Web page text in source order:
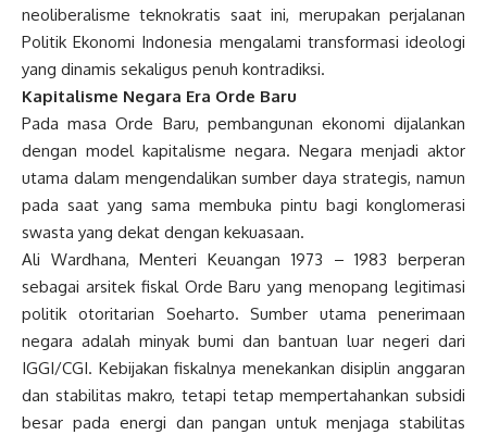
neoliberalisme teknokratis saat ini, merupakan perjalanan
Politik Ekonomi Indonesia mengalami transformasi ideologi
yang dinamis sekaligus penuh kontradiksi.
Kapitalisme Negara Era Orde Baru
Pada masa Orde Baru, pembangunan ekonomi dijalankan
dengan model kapitalisme negara. Negara menjadi aktor
utama dalam mengendalikan sumber daya strategis, namun
pada saat yang sama membuka pintu bagi konglomerasi
swasta yang dekat dengan kekuasaan.
Ali Wardhana, Menteri Keuangan 1973 – 1983 berperan
sebagai arsitek fiskal Orde Baru yang menopang legitimasi
politik otoritarian Soeharto. Sumber utama penerimaan
negara adalah minyak bumi dan bantuan luar negeri dari
IGGI/CGI. Kebijakan fiskalnya menekankan disiplin anggaran
dan stabilitas makro, tetapi tetap mempertahankan subsidi
besar pada energi dan pangan untuk menjaga stabilitas